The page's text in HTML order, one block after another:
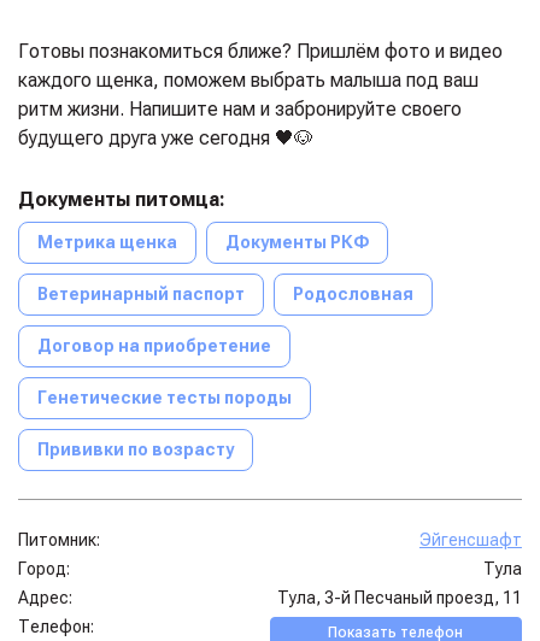
Готовы познакомиться ближе? Пришлём фото и видео
каждого щенка, поможем выбрать малыша под ваш
ритм жизни. Напишите нам и забронируйте своего
будущего друга уже сегодня 🖤🐶
Документы питомца:
Метрика щенка Документы РКФ
Ветеринарный паспорт Родословная
Договор на приобретение
Генетические тесты породы
Прививки по возрасту
Питомник:
Эйгенсшафт
Город:
Тула
Адрес:
Тула, 3-й Песчаный проезд, 11
Телефон:
Показать телефон